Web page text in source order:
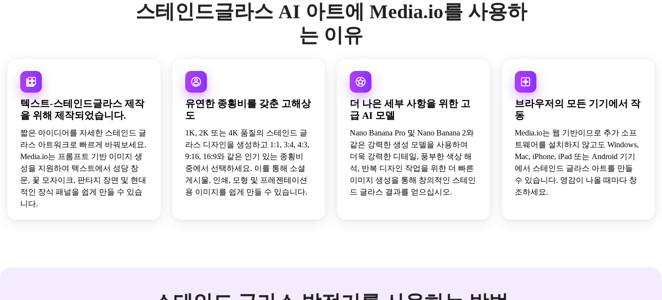
스테인드글라스 AI 아트에 Media.io를 사용하
는 이유
텍스트-스테인드글라스 제작
을 위해 제작되었습니다.
짧은 아이디어를 자세한 스테인드 글
라스 아트워크로 빠르게 바꿔보세요.
Media.io는 프롬프트 기반 이미지 생
성을 지원하여 텍스트에서 성당 창
문, 꽃 모자이크, 판타지 장면 및 현대
적인 장식 패널을 쉽게 만들 수 있습
니다.
유연한 종횡비를 갖춘 고해상
도
1K, 2K 또는 4K 품질의 스테인드 글
라스 디자인을 생성하고 1:1, 3:4, 4:3,
9:16, 16:9와 같은 인기 있는 종횡비
중에서 선택하세요. 이를 통해 소셜
게시물, 인쇄, 모형 및 프레젠테이션
용 이미지를 쉽게 만들 수 있습니다.
더 나은 세부 사항을 위한 고
급 AI 모델
Nano Banana Pro 및 Nano Banana 2와
같은 강력한 생성 모델을 사용하여
더욱 강력한 디테일, 풍부한 색상 해
석, 반복 디자인 작업을 위한 더 빠른
이미지 생성을 통해 창의적인 스테인
드 글라스 결과를 얻으십시오.
브라우저의 모든 기기에서 작
동
Media.io는 웹 기반이므로 추가 소프
트웨어를 설치하지 않고도 Windows,
Mac, iPhone, iPad 또는 Android 기기
에서 스테인드 글라스 아트를 만들
수 있습니다. 영감이 나올 때마다 창
조하세요.